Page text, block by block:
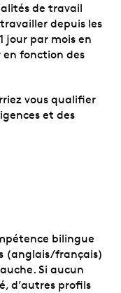
de travail
depuis les
jour par mois en
fonction des
vous qualifier
et des
bilingue
(anglais/français)
Si aucun
d’autres profils